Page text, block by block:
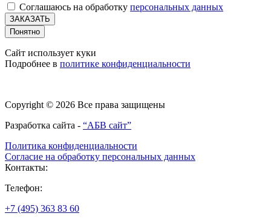
Соглашаюсь на обработку персональных данных
ЗАКАЗАТЬ
Понятно
Сайт использует куки
Подробнее в политике конфиденциальности
Copyright © 2026 Все права защищены
Разработка сайта - “АБВ сайт”
Политика конфиденциальности
Согласие на обработку персональных данных
Контакты:
Телефон:
+7 (495) 363 83 60